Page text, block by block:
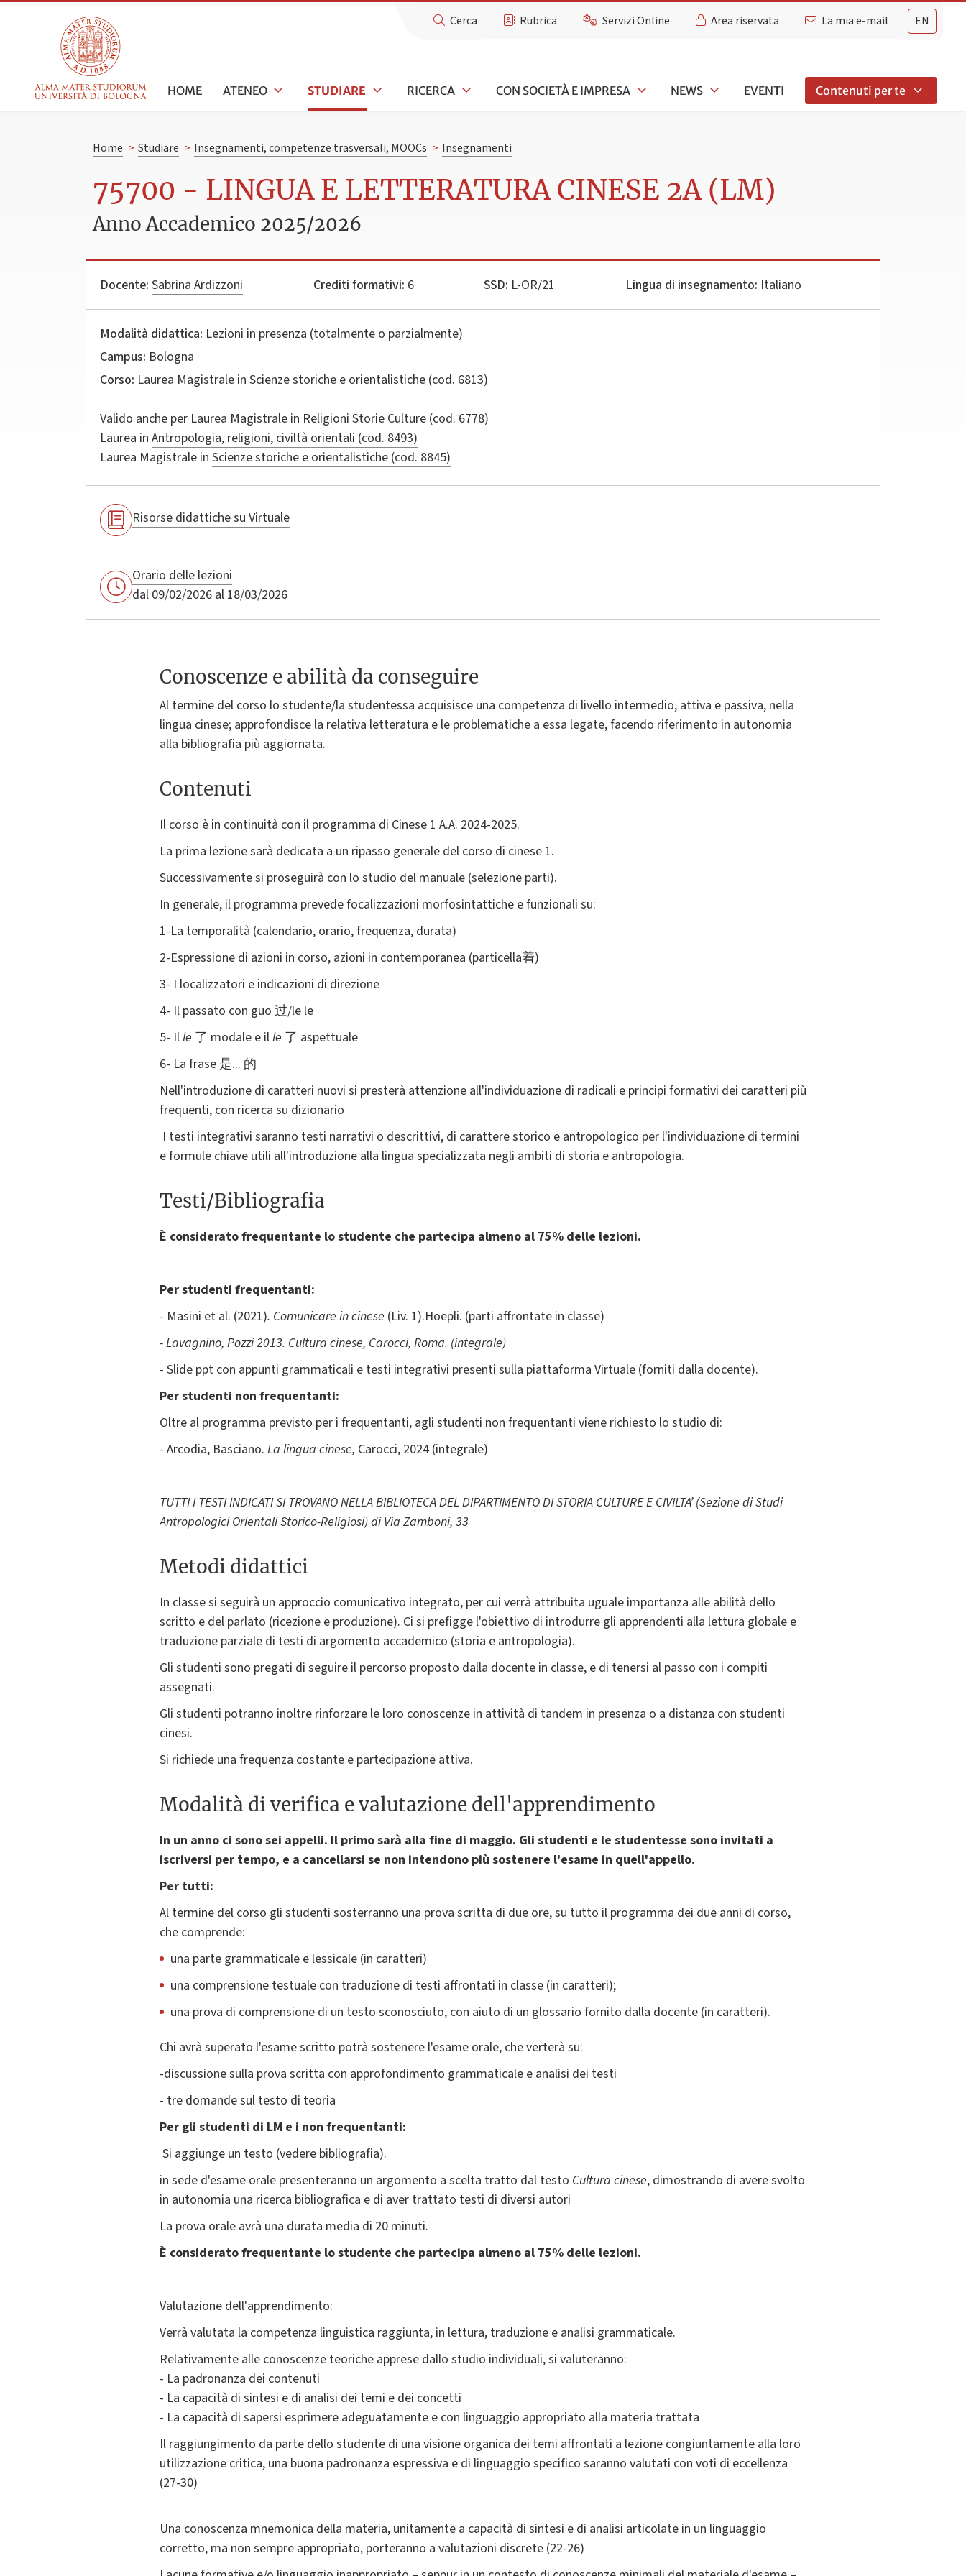
EN
Cerca Rubrica Servizi Online Area riservata La mia e-mail
HOME ATENEO STUDIARE RICERCA CON SOCIETÀ E IMPRESA NEWS EVENTI Contenuti per te
Home > Studiare > Insegnamenti, competenze trasversali, MOOCs > Insegnamenti
75700 - LINGUA E LETTERATURA CINESE 2A (LM)
Anno Accademico 2025/2026
Docente: Sabrina Ardizzoni Crediti formativi: 6 SSD: L-OR/21 Lingua di insegnamento: Italiano
Modalità didattica: Lezioni in presenza (totalmente o parzialmente)
Campus: Bologna
Corso: Laurea Magistrale in Scienze storiche e orientalistiche (cod. 6813)
Valido anche per Laurea Magistrale in Religioni Storie Culture (cod. 6778)
Laurea in Antropologia, religioni, civiltà orientali (cod. 8493)
Laurea Magistrale in Scienze storiche e orientalistiche (cod. 8845)
Risorse didattiche su Virtuale
Orario delle lezioni
dal 09/02/2026 al 18/03/2026
Conoscenze e abilità da conseguire
Al termine del corso lo studente/la studentessa acquisisce una competenza di livello intermedio, attiva e passiva, nella
lingua cinese; approfondisce la relativa letteratura e le problematiche a essa legate, facendo riferimento in autonomia
alla bibliografia più aggiornata.
Contenuti
Il corso è in continuità con il programma di Cinese 1 A.A. 2024-2025.
La prima lezione sarà dedicata a un ripasso generale del corso di cinese 1.
Successivamente si proseguirà con lo studio del manuale (selezione parti).
In generale, il programma prevede focalizzazioni morfosintattiche e funzionali su:
1-La temporalità (calendario, orario, frequenza, durata)
2-Espressione di azioni in corso, azioni in contemporanea (particella着)
3- I localizzatori e indicazioni di direzione
4- Il passato con guo 过/le le
5- Ille 了 modale e ille 了 aspettuale
6- La frase 是... 的
Nell'introduzione di caratteri nuovi si presterà attenzione all'individuazione di radicali e principi formativi dei caratteri più
frequenti, con ricerca su dizionario
I testi integrativi saranno testi narrativi o descrittivi, di carattere storico e antropologico per l'individuazione di termini
e formule chiave utili all'introduzione alla lingua specializzata negli ambiti di storia e antropologia.
Testi/Bibliografia
È considerato frequentante lo studente che partecipa almeno al 75% delle lezioni.
Per studenti frequentanti:
- Masini et al. (2021). Comunicare in cinese (Liv. 1).Hoepli. (parti affrontate in classe)
- Lavagnino, Pozzi 2013. Cultura cinese, Carocci, Roma. (integrale)
- Slide ppt con appunti grammaticali e testi integrativi presenti sulla piattaforma Virtuale (forniti dalla docente).
Per studenti non frequentanti:
Oltre al programma previsto per i frequentanti, agli studenti non frequentanti viene richiesto lo studio di:
- Arcodia, Basciano. La lingua cinese, Carocci, 2024 (integrale)
TUTTI I TESTI INDICATI SI TROVANO NELLA BIBLIOTECA DEL DIPARTIMENTO DI STORIA CULTURE E CIVILTA’ (Sezione di Studi
Antropologici Orientali Storico-Religiosi) di Via Zamboni, 33
Metodi didattici
In classe si seguirà un approccio comunicativo integrato, per cui verrà attribuita uguale importanza alle abilità dello
scritto e del parlato (ricezione e produzione). Ci si prefigge l'obiettivo di introdurre gli apprendenti alla lettura globale e
traduzione parziale di testi di argomento accademico (storia e antropologia).
Gli studenti sono pregati di seguire il percorso proposto dalla docente in classe, e di tenersi al passo con i compiti
assegnati.
Gli studenti potranno inoltre rinforzare le loro conoscenze in attività di tandem in presenza o a distanza con studenti
cinesi.
Si richiede una frequenza costante e partecipazione attiva.
Modalità di verifica e valutazione dell'apprendimento
In un anno ci sono sei appelli. Il primo sarà alla fine di maggio. Gli studenti e le studentesse sono invitati a
iscriversi per tempo, e a cancellarsi se non intendono più sostenere l'esame in quell'appello.
Per tutti:
Al termine del corso gli studenti sosterranno una prova scritta di due ore, su tutto il programma dei due anni di corso,
che comprende:
una parte grammaticale e lessicale (in caratteri)
una comprensione testuale con traduzione di testi affrontati in classe (in caratteri);
una prova di comprensione di un testo sconosciuto, con aiuto di un glossario fornito dalla docente (in caratteri).
Chi avrà superato l'esame scritto potrà sostenere l'esame orale, che verterà su:
-discussione sulla prova scritta con approfondimento grammaticale e analisi dei testi
- tre domande sul testo di teoria
Per gli studenti di LM e i non frequentanti:
Si aggiunge un testo (vedere bibliografia).
in sede d'esame orale presenteranno un argomento a scelta tratto dal testo Cultura cinese, dimostrando di avere svolto
in autonomia una ricerca bibliografica e di aver trattato testi di diversi autori
La prova orale avrà una durata media di 20 minuti.
È considerato frequentante lo studente che partecipa almeno al 75% delle lezioni.
Valutazione dell'apprendimento:
Verrà valutata la competenza linguistica raggiunta, in lettura, traduzione e analisi grammaticale.
Relativamente alle conoscenze teoriche apprese dallo studio individuali, si valuteranno:
- La padronanza dei contenuti
- La capacità di sintesi e di analisi dei temi e dei concetti
- La capacità di sapersi esprimere adeguatamente e con linguaggio appropriato alla materia trattata
Il raggiungimento da parte dello studente di una visione organica dei temi affrontati a lezione congiuntamente alla loro
utilizzazione critica, una buona padronanza espressiva e di linguaggio specifico saranno valutati con voti di eccellenza
(27-30)
Una conoscenza mnemonica della materia, unitamente a capacità di sintesi e di analisi articolate in un linguaggio
corretto, ma non sempre appropriato, porteranno a valutazioni discrete (22-26)